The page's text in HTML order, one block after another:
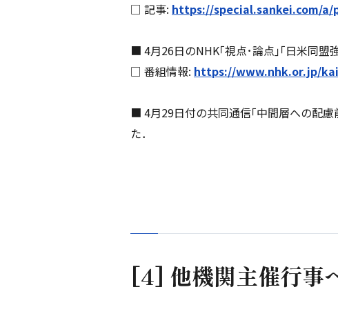
□ 記事: https://special.sankei.com/
■ 4月26日のNHK｢視点･論点｣｢日米同盟
□ 番組情報: https://www.nhk.or.jp/
■ 4月29日付の共同通信｢中間層への配
た．
[4] 他機関主催行事